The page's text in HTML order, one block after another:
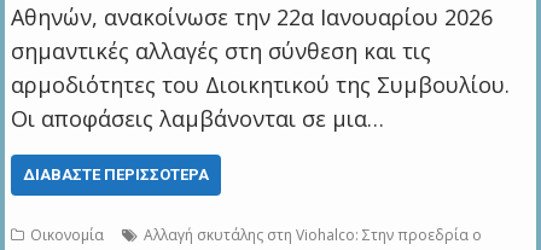
Αθηνών, ανακοίνωσε την 22α Ιανουαρίου 2026
σημαντικές αλλαγές στη σύνθεση και τις
αρμοδιότητες του Διοικητικού της Συμβουλίου.
Οι αποφάσεις λαμβάνονται σε μια…
ΔΙΑΒΆΣΤΕ ΠΕΡΙΣΣΌΤΕΡΑ
Οικονομία
Αλλαγή σκυτάλης στη Viohalco: Στην προεδρία ο